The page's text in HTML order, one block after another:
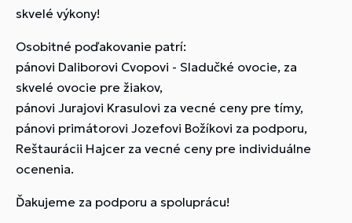
skvelé výkony!
Osobitné poďakovanie patrí:
pánovi Daliborovi Cvopovi - Sladučké ovocie, za
skvelé ovocie pre žiakov,
pánovi Jurajovi Krasulovi za vecné ceny pre tímy,
pánovi primátorovi Jozefovi Božíkovi za podporu,
Reštaurácii Hajcer za vecné ceny pre individuálne
ocenenia.
Ďakujeme za podporu a spoluprácu!